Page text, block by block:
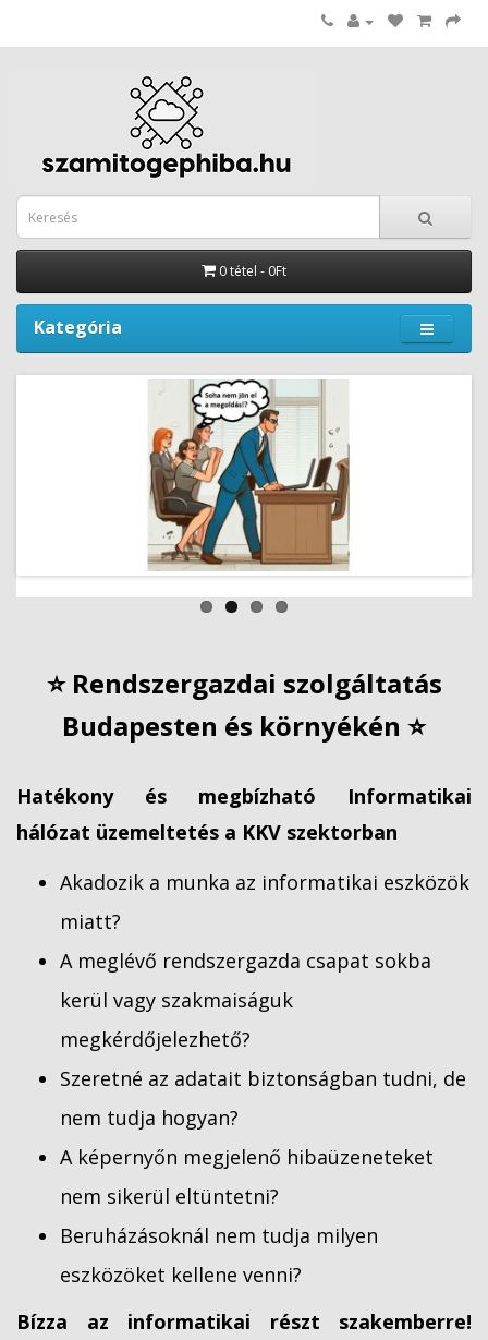
0 tétel - 0Ft
Kategória
⭐ Rendszergazdai szolgáltatás
Budapesten és környékén ⭐
Hatékony és megbízható Informatikai
hálózat üzemeltetés a KKV szektorban
Akadozik a munka az informatikai eszközök
miatt?
A meglévő rendszergazda csapat sokba
kerül vagy szakmaiságuk
megkérdőjelezhető?
Szeretné az adatait biztonságban tudni, de
nem tudja hogyan?
A képernyőn megjelenő hibaüzeneteket
nem sikerül eltüntetni?
Beruházásoknál nem tudja milyen
eszközöket kellene venni?
Bízza az informatikai részt szakemberre!